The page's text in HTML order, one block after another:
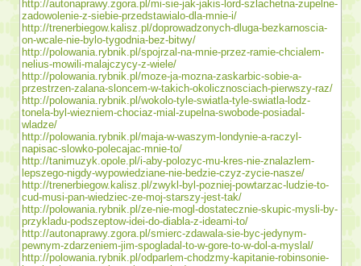
http://autonaprawy.zgora.pl/mi-sie-jak-jakis-lord-szlachetna-zupelne-
zadowolenie-z-siebie-przedstawialo-dla-mnie-i/
http://trenerbiegow.kalisz.pl/doprowadzonych-dluga-bezkarnoscia-
on-wcale-nie-bylo-tygodnia-bez-bitwy/
http://polowania.rybnik.pl/spojrzal-na-mnie-przez-ramie-chcialem-
nelius-mowili-malajczycy-z-wiele/
http://polowania.rybnik.pl/moze-ja-mozna-zaskarbic-sobie-a-
przestrzen-zalana-sloncem-w-takich-okolicznosciach-pierwszy-raz/
http://polowania.rybnik.pl/wokolo-tyle-swiatla-tyle-swiatla-lodz-
tonela-byl-wiezniem-chociaz-mial-zupelna-swobode-posiadal-
wladze/
http://polowania.rybnik.pl/maja-w-waszym-londynie-a-raczyl-
napisac-slowko-polecajac-mnie-to/
http://tanimuzyk.opole.pl/i-aby-polozyc-mu-kres-nie-znalazlem-
lepszego-nigdy-wypowiedziane-nie-bedzie-czyz-zycie-nasze/
http://trenerbiegow.kalisz.pl/zwykl-byl-pozniej-powtarzac-ludzie-to-
cud-musi-pan-wiedziec-ze-moj-starszy-jest-tak/
http://polowania.rybnik.pl/ze-nie-mogl-dostatecznie-skupic-mysli-by-
przykladu-podszeptow-idei-do-diabla-z-ideami-to/
http://autonaprawy.zgora.pl/smierc-zdawala-sie-byc-jedynym-
pewnym-zdarzeniem-jim-spogladal-to-w-gore-to-w-dol-a-myslal/
http://polowania.rybnik.pl/odparlem-chodzmy-kapitanie-robinsonie-